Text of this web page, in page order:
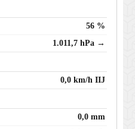
56 %
1.011,7 hPa →
0,0 km/h IIJ
0,0 mm